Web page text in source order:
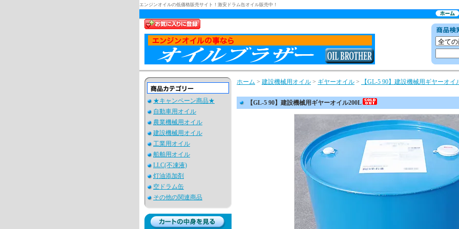
エンジンオイルの低価格販売サイト！激安ドラム缶オイル販売中！
★キャンペーン商品★
自動車用オイル
農業機械用オイル
建設機械用オイル
工業用オイル
船舶用オイル
LLC(不凍液)
灯油添加剤
空ドラム缶
その他の関連商品
ホーム > 建設機械用オイル > ギヤーオイル > 【GL-5 90】建設機械用ギヤーオイ
【GL-5 90】建設機械用ギヤーオイル200L